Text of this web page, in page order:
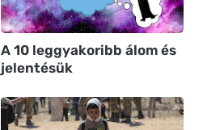
A 10 leggyakoribb álom és
jelentésük